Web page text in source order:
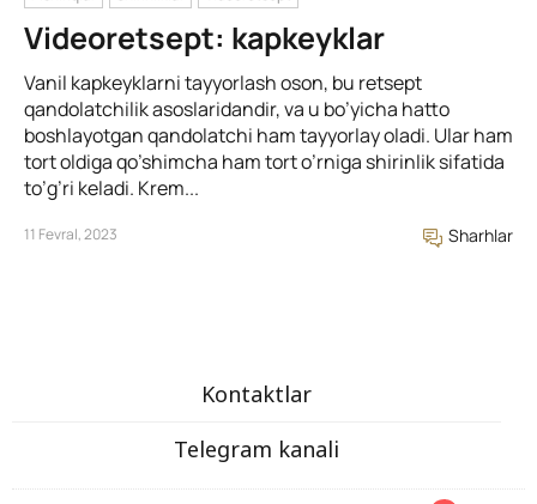
Videoretsept: kapkeyklar
Vanil kapkeyklarni tayyorlash oson, bu retsept
qandolatchilik asoslaridandir, va u bo’yicha hatto
boshlayotgan qandolatchi ham tayyorlay oladi. Ular ham
tort oldiga qo’shimcha ham tort o’rniga shirinlik sifatida
to’g’ri keladi. Krem...
11 Fevral, 2023 Sharhlar
Kontaktlar
Telegram kanali